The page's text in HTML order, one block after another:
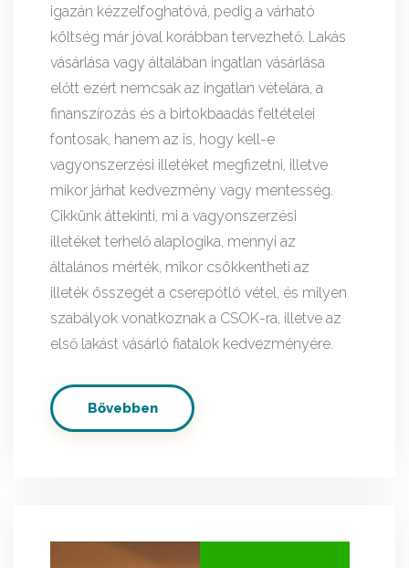
igazán kézzelfoghatóvá, pedig a várható
költség már jóval korábban tervezhető. Lakás
vásárlása vagy általában ingatlan vásárlása
előtt ezért nemcsak az ingatlan vételára, a
finanszírozás és a birtokbaadás feltételei
fontosak, hanem az is, hogy kell-e
vagyonszerzési illetéket megfizetni, illetve
mikor járhat kedvezmény vagy mentesség.
Cikkünk áttekinti, mi a vagyonszerzési
illetéket terhelő alaplogika, mennyi az
általános mérték, mikor csökkentheti az
illeték összegét a cserepótló vétel, és milyen
szabályok vonatkoznak a CSOK-ra, illetve az
első lakást vásárló fiatalok kedvezményére.
Bővebben